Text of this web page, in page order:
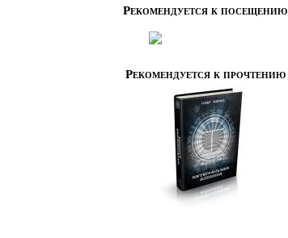
Рекомендуется к посещению
Рекомендуется к прочтению